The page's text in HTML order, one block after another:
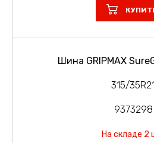
Шина GRIPMAX
315/35R21
9373298
На складе 2